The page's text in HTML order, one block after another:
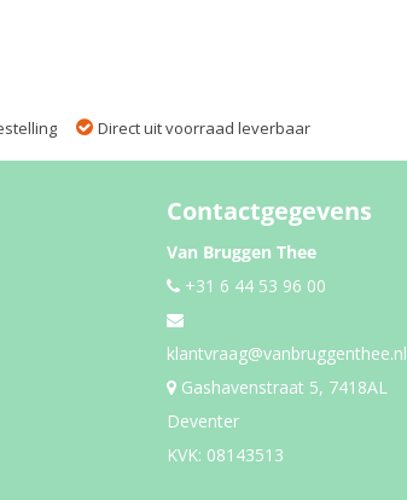
Direct uit voorraad leverbaar
Contactgegevens
Van Bruggen Thee
+31 6 44 53 96 00
klantvraag@vanbruggenthee.nl
Gashavenstraat 5, 7418AL
Deventer
KVK: 08143513